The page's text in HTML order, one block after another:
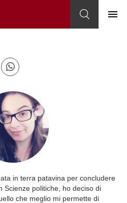
in terra patavina per concludere
Scienze politiche, ho deciso di
che meglio mi permette di